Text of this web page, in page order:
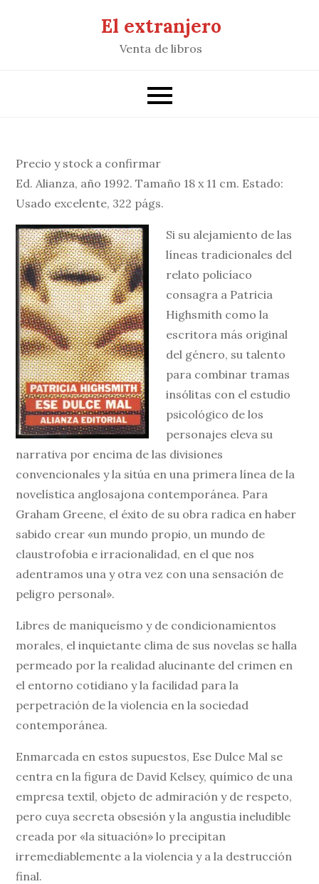
El extranjero
Venta de libros
Precio y stock a confirmar
Ed. Alianza, año 1992. Tamaño 18 x 11 cm. Estado:
Usado excelente, 322 págs.
Si su alejamiento de las
líneas tradicionales del
relato policíaco
consagra a Patricia
Highsmith como la
escritora más original
del género, su talento
para combinar tramas
insólitas con el estudio
psicológico de los
personajes eleva su
narrativa por encima de las divisiones
convencionales y la sitúa en una primera línea de la
novelística anglosajona contemporánea. Para
Graham Greene, el éxito de su obra radica en haber
sabido crear «un mundo propio, un mundo de
claustrofobia e irracionalidad, en el que nos
adentramos una y otra vez con una sensación de
peligro personal».
Libres de maniqueísmo y de condicionamientos
morales, el inquietante clima de sus novelas se halla
permeado por la realidad alucinante del crimen en
el entorno cotidiano y la facilidad para la
perpetración de la violencia en la sociedad
contemporánea.
Enmarcada en estos supuestos, Ese Dulce Mal se
centra en la figura de David Kelsey, químico de una
empresa textil, objeto de admiración y de respeto,
pero cuya secreta obsesión y la angustia ineludible
creada por «la situación» lo precipitan
irremediablemente a la violencia y a la destrucción
final.